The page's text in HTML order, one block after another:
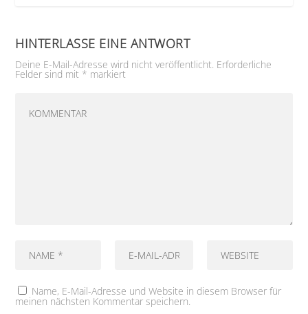
HINTERLASSE EINE ANTWORT
Deine E-Mail-Adresse wird nicht veröffentlicht. Erforderliche
Felder sind mit * markiert
Name, E-Mail-Adresse und Website in diesem Browser für
meinen nächsten Kommentar speichern.